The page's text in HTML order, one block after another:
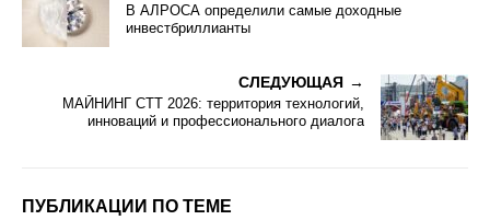
В АЛРОСА определили самые доходные
инвестбриллианты
СЛЕДУЮЩАЯ
МАЙНИНГ СТТ 2026: территория технологий,
инноваций и профессионального диалога
ПУБЛИКАЦИИ ПО ТЕМЕ